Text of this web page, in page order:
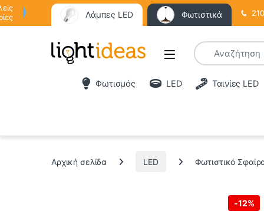
Λάμπες LED Φωτιστικά
Φωτισμός LED Ταινίες LED
Αρχική σελίδα LED Φωτιστικό
-12%